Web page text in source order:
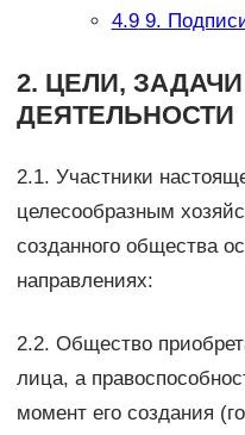
4.99.
2. ЦЕЛИ,
ДЕЯТЕЛЬНОСТИ
2.1. Участники
целесообразным
созданного общества
направлениях:
2.2. Общество
лица, а
момент его создания